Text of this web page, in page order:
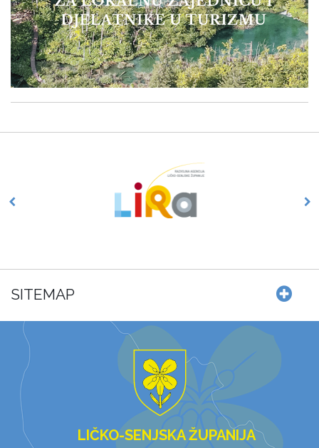
SITEMAP
LIČKO-SENJSKA ŽUPANIJA